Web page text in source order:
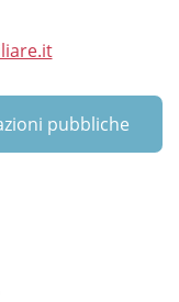
pubbliche